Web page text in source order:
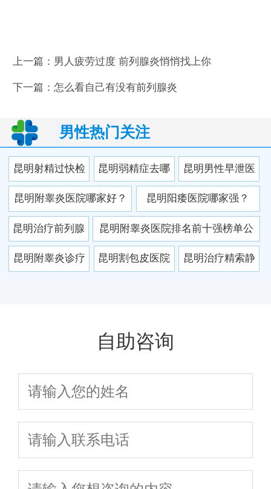
上一篇： 男人疲劳过度 前列腺炎悄悄找上你
下一篇： 怎么看自己有没有前列腺炎
男性热门关注
昆明射精过快检
查去哪家医院更
放心
昆明弱精症去哪
看？本地三甲男
科专家精准干预
指南
昆明男性早泄医
院选择是否非常
重要
昆明附睾炎医院哪家好？
正规专科资质_专家亲诊_
透明规范收费
昆明阳痿医院哪家强？
2025年昆明专业男科医院
口碑排名与就诊指南
昆明治疗前列腺
炎哪家好_昆明正
昆明附睾炎医院排名前十强榜单公
布，昆明男性患者口碑推荐这家！
昆明附睾炎诊疗 昆明割包皮医院 昆明治疗精索静
自助咨询